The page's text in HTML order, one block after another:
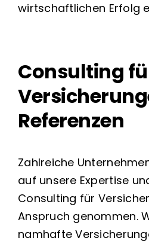
wirtschaftlichen Erfolg
Consulting
Referenzen
Zahlreiche
auf unsere Expertise
Consulting für
Anspruch genommen.
namhafte